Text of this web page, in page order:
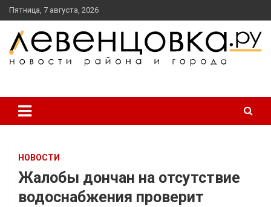
перейти
к
содержанию
Пятница, 7 августа, 2026
НОВОСТИ
Жалобы дончан на отсутствие
водоснабжения проверит